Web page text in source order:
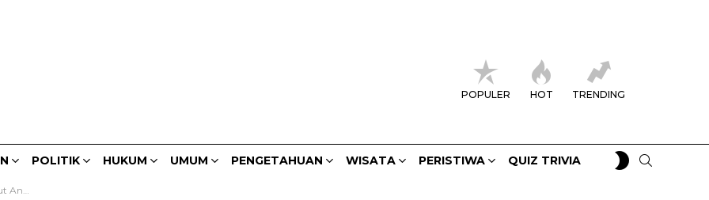
POPULER HOT TRENDING
POLITIK HUKUM UMUM PENGETAHUAN WISATA PERISTIWA QUIZ TRIVIA
SWITCH
SKIN
Solokan